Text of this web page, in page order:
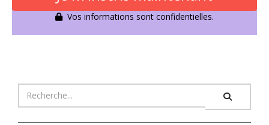
Vos informations sont confidentielles.